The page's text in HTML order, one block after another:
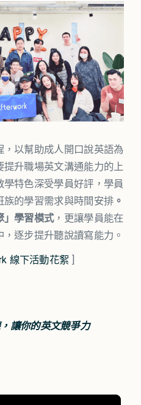
以幫助成人開口說英語為
升職場英文溝通能力的上
特色深受學員好評，學員
的學習需求與時間安排 。
」學習模式，更讓學員能在
逐步提升聽說讀寫能力。
線下活動花絮
，讓你的英文競爭力